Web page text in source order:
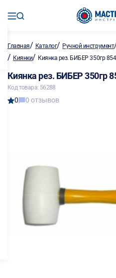
Главная/ Каталог/ Ручной инструмент
/ Киянки/ Киянка рез. БИБЕР 350гр
Киянка рез. БИБЕР 350гр
Код товара: 56288
0 0 отзывов